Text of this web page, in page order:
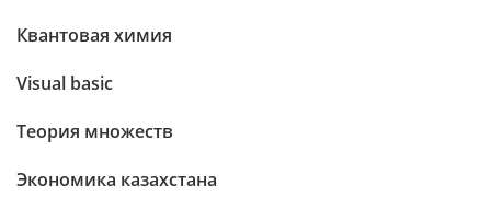
Квантовая химия
Visual basic
Теория множеств
Экономика казахстана